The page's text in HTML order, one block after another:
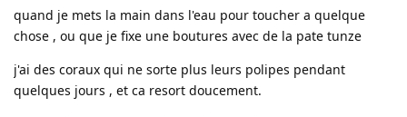
quand je mets la main dans l'eau pour toucher a quelque
chose , ou que je fixe une boutures avec de la pate tunze
j'ai des coraux qui ne sorte plus leurs polipes pendant
quelques jours , et ca resort doucement.